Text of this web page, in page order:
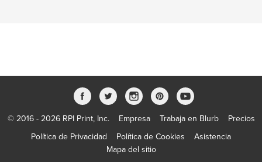
© 2016 - 2026 RPI Print, Inc. Empresa Trabaja en Blurb
Precios
Política de Privacidad
Política de Cookies
Asistencia
Mapa del sitio